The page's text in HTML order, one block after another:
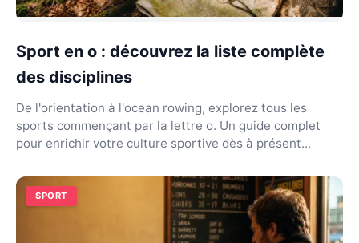
Sport en o : découvrez la liste complète
des disciplines
De l'orientation à l'ocean rowing, explorez tous les
sports commençant par la lettre o. Un guide complet
pour enrichir votre culture sportive dès à présent...
SPORT